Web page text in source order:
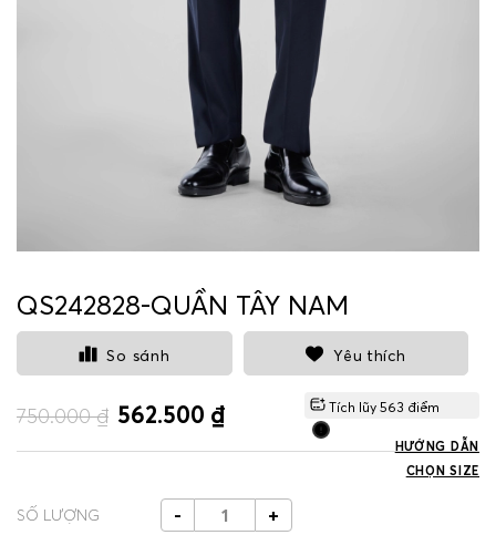
QS242828-QUẦN TÂY NAM
So sánh Yêu thích
562.500 ₫
750.000 ₫ Tích lũy 563 điểm
HƯỚNG DẪN
CHỌN SIZE
SỐ LƯỢNG - +